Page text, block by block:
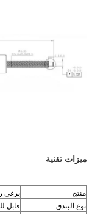
ميزات تقنية
منتج
برغي
نوع البندق
قابل